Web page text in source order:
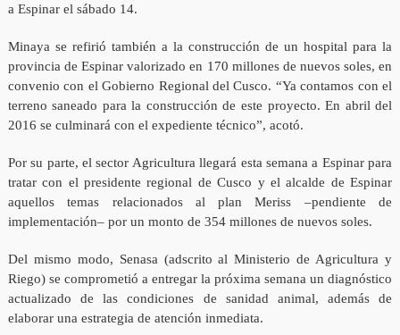
a Espinar el sábado 14.
Minaya se refirió también a la construcción de un hospital para la
provincia de Espinar valorizado en 170 millones de nuevos soles, en
convenio con el Gobierno Regional del Cusco. “Ya contamos con el
terreno saneado para la construcción de este proyecto. En abril del
2016 se culminará con el expediente técnico”, acotó.
Por su parte, el sector Agricultura llegará esta semana a Espinar para
tratar con el presidente regional de Cusco y el alcalde de Espinar
aquellos temas relacionados al plan Meriss –pendiente de
implementación– por un monto de 354 millones de nuevos soles.
Del mismo modo, Senasa (adscrito al Ministerio de Agricultura y
Riego) se comprometió a entregar la próxima semana un diagnóstico
actualizado de las condiciones de sanidad animal, además de
elaborar una estrategia de atención inmediata.